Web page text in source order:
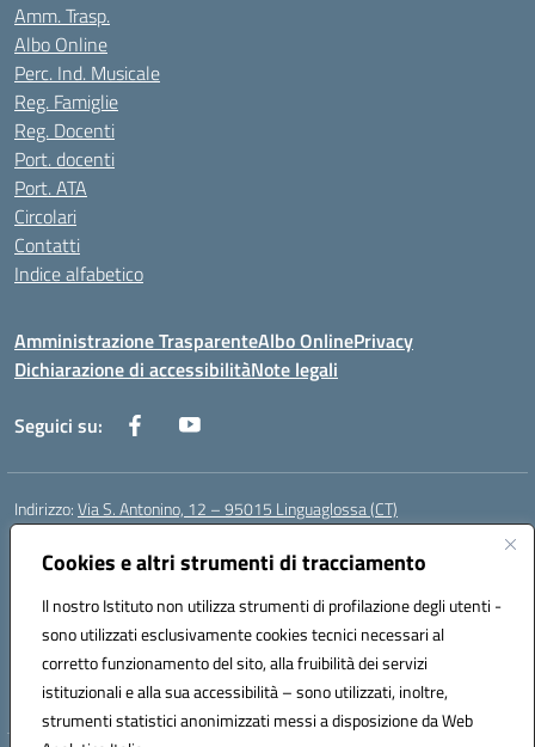
Cookies e altri strumenti di tracciamento
Il nostro Istituto non utilizza strumenti di profilazione degli utenti -
sono utilizzati esclusivamente cookies tecnici necessari al
corretto funzionamento del sito, alla fruibilità dei servizi
istituzionali e alla sua accessibilità – sono utilizzati, inoltre,
strumenti statistici anonimizzati messi a disposizione da Web
Amm. Trasp.
Albo Online
Perc. Ind. Musicale
Reg. Famiglie
Reg. Docenti
Port. docenti
Port. ATA
Circolari
Contatti
Indice alfabetico
Amministrazione TrasparenteAlbo OnlinePrivacy
Dichiarazione di accessibilitàNote legali
Seguici su:
Indirizzo:Via S. Antonino, 12 – 95015 Linguaglossa (CT)
Centralino:
Posta elettronica certificata (PEC):ctic83200r@pec.istruzione.it
Codice fiscale: 83002470876
Codice meccanografico:CTIC83200R
Codice Indice delle Pubbliche Amministrazioni (IPA): istsc_CTIC83200R
Codice unico di fatturazione (CUF): UF7TEB